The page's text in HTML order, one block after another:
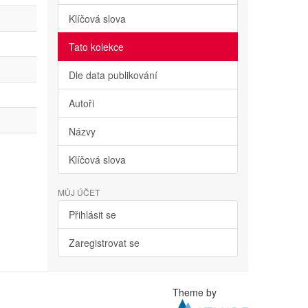
Klíčová slova
Tato kolekce
Dle data publikování
Autoři
Názvy
Klíčová slova
MŮJ ÚČET
Přihlásit se
Zaregistrovat se
Theme by